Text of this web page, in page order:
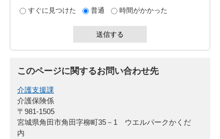
すぐに見つけた
普通 時間がかかった
このページに関するお問い合わせ先
介護支援課
介護保険係
〒981-1505
宮城県角田市角田字柳町35－1 ウエルパークかくだ
内